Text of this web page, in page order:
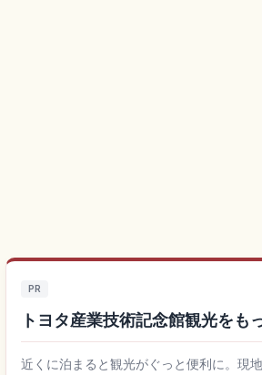
PR
トヨタ産業技術記念館観光をも
近くに泊まると観光がぐっと便利に。現